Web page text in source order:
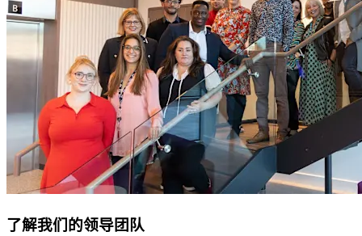
了解我们的领导团队